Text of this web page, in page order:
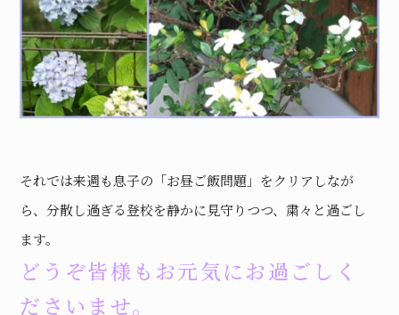
それでは来週も息子の「お昼ご飯問題」をクリアしなが
ら、分散し過ぎる登校を静かに見守りつつ、粛々と過ごし
ます。
どうぞ皆様もお元気にお過ごしく
ださいませ。